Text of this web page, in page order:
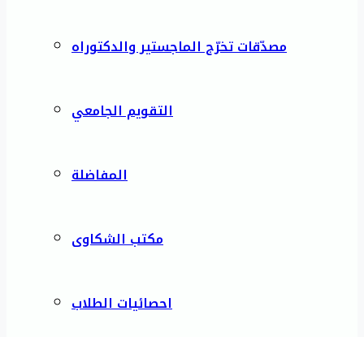
مصدّقات تخرّج الماجستير والدكتوراه
التقويم الجامعي
المفاضلة
مكتب الشكاوى
احصائيات الطلاب